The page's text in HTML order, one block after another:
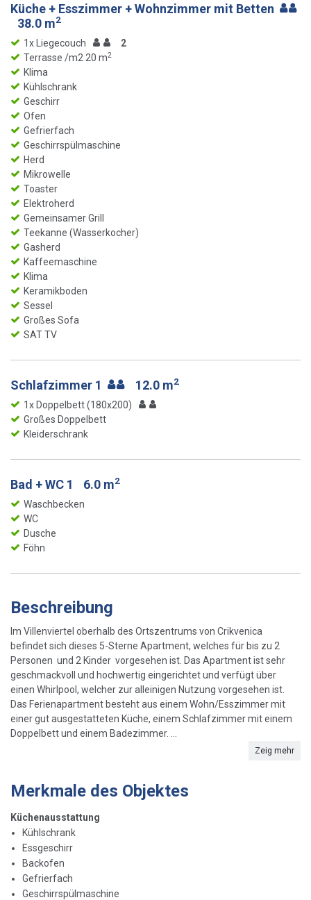
Küche + Esszimmer + Wohnzimmer mit Betten
38.0 m2
1x Liegecouch
2
Terrasse /m2 20 m2
Klima
Kühlschrank
Geschirr
Ofen
Gefrierfach
Geschirrspülmaschine
Herd
Mikrowelle
Toaster
Elektroherd
Gemeinsamer Grill
Teekanne (Wasserkocher)
Gasherd
Kaffeemaschine
Klima
Keramikboden
Sessel
Großes Sofa
SAT TV
Schlafzimmer 1 12.0 m2
1x Doppelbett (180x200)
Großes Doppelbett
Kleiderschrank
Bad + WC 1 6.0 m2
Waschbecken
WC
Dusche
Föhn
Beschreibung
Im Villenviertel oberhalb des Ortszentrums von Crikvenica
befindet sich dieses 5-Sterne Apartment, welches für bis zu 2
Personen und 2 Kinder vorgesehen ist. Das Apartment ist sehr
geschmackvoll und hochwertig eingerichtet und verfügt über
einen Whirlpool, welcher zur alleinigen Nutzung vorgesehen ist.
Das Ferienapartment besteht aus einem Wohn/Esszimmer mit
einer gut ausgestatteten Küche, einem Schlafzimmer mit einem
Doppelbett und einem Badezimmer. ...
Zeig mehr
Merkmale des Objektes
Küchenausstattung
Kühlschrank
Essgeschirr
Backofen
Gefrierfach
Geschirrspülmaschine